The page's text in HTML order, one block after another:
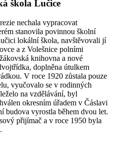
škola Lučice
nechala vypracovat
stanovila povinnou školní
lokální škola, navštěvovali jí
a z Volešnice polními
knihovna a nové
doplněna útulkem
V roce 1920 zůstala pouze
vyučovalo se v rodinných
na vzdělávání, byl
okresním úřadem v Čáslavi
budova vyrostla během dvou let.
přijímač a v roce 1950 byla